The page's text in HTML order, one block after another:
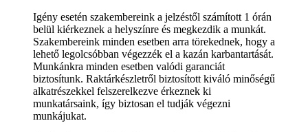
Igény esetén szakembereink a jelzéstől számított 1 órán
belül kiérkeznek a helyszínre és megkezdik a munkát.
Szakembereink minden esetben arra törekednek, hogy a
lehető legolcsóbban végezzék el a kazán karbantartását.
Munkánkra minden esetben valódi garanciát
biztosítunk. Raktárkészletről biztosított kiváló minőségű
alkatrészekkel felszerelkezve érkeznek ki
munkatársaink, így biztosan el tudják végezni
munkájukat.